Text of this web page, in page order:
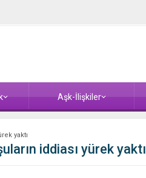
Aşk-İlişkiler
yaktı
iddiası yürek yaktı